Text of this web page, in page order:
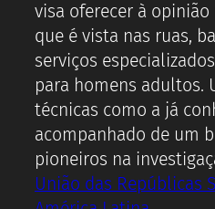
visa oferecer à
que é vista nas ruas,
serviços
para homens adultos.
técnicas como a já
acompanhado de um
pioneiros na
União das Repúblicas